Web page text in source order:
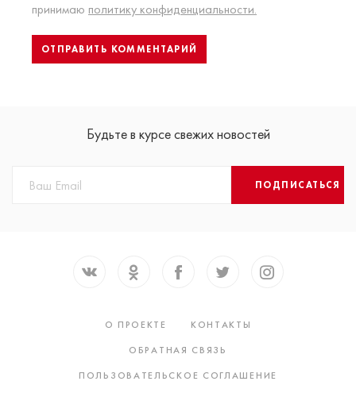
принимаю политику конфиденциальности.
Будьте в курсе свежих новостей
ПОДПИСАТЬСЯ
О ПРОЕКТЕ
КОНТАКТЫ
ОБРАТНАЯ СВЯЗЬ
ПОЛЬЗОВАТЕЛЬСКОЕ СОГЛАШЕНИЕ